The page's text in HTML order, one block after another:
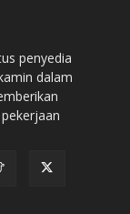
penyedia
dalam